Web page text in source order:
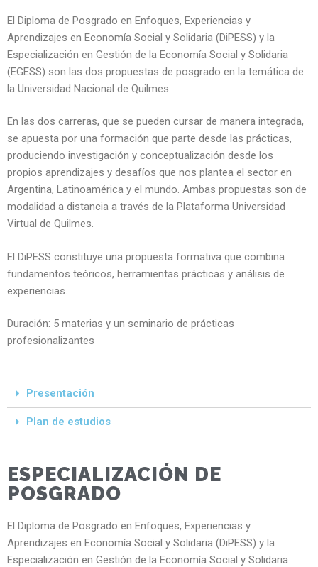
El Diploma de Posgrado en Enfoques, Experiencias y
Aprendizajes en Economía Social y Solidaria (DiPESS) y la
Especialización en Gestión de la Economía Social y Solidaria
(EGESS) son las dos propuestas de posgrado en la temática de
la Universidad Nacional de Quilmes.
En las dos carreras, que se pueden cursar de manera integrada,
se apuesta por una formación que parte desde las prácticas,
produciendo investigación y conceptualización desde los
propios aprendizajes y desafíos que nos plantea el sector en
Argentina, Latinoamérica y el mundo. Ambas propuestas son de
modalidad a distancia a través de la Plataforma Universidad
Virtual de Quilmes.
El DiPESS constituye una propuesta formativa que combina
fundamentos teóricos, herramientas prácticas y análisis de
experiencias.
Duración: 5 materias y un seminario de prácticas
profesionalizantes
Presentación
Plan de estudios
ESPECIALIZACIÓN DE
POSGRADO
El Diploma de Posgrado en Enfoques, Experiencias y
Aprendizajes en Economía Social y Solidaria (DiPESS) y la
Especialización en Gestión de la Economía Social y Solidaria